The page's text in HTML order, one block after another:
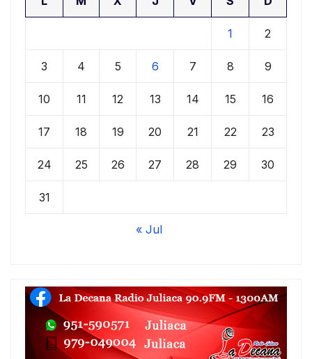
1 2
3 4 5 6 7 8 9
10 11 12 13 14 15 16
17 18 19 20 21 22 23
24 25 26 27 28 29 30
31
« Jul